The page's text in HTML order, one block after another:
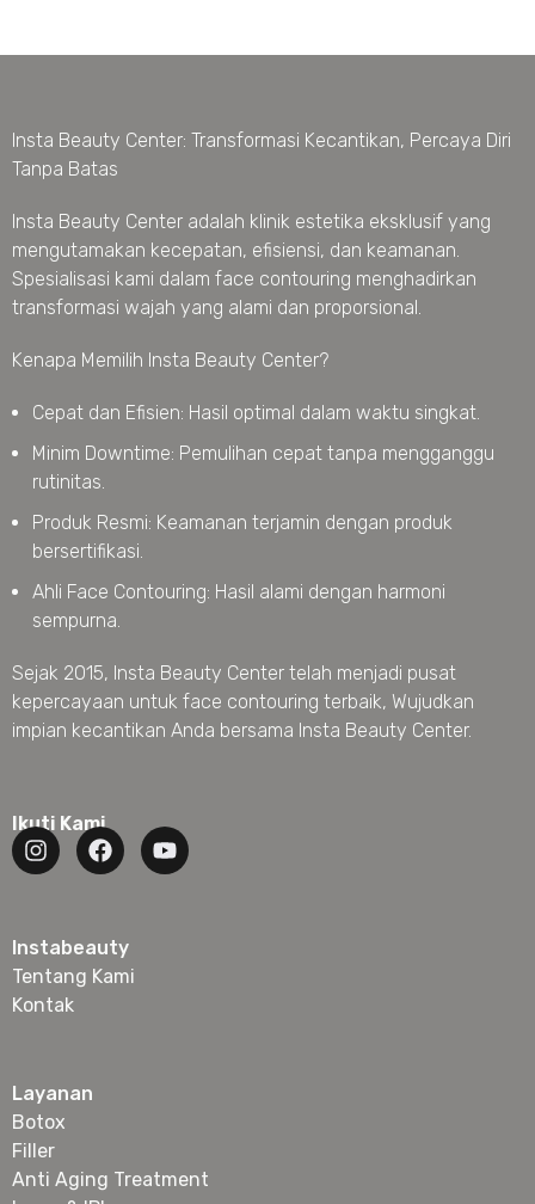
Insta Beauty Center: Transformasi Kecantikan, Percaya Diri
Tanpa Batas
Insta Beauty Center adalah klinik estetika eksklusif yang
mengutamakan kecepatan, efisiensi, dan keamanan.
Spesialisasi kami dalam face contouring menghadirkan
transformasi wajah yang alami dan proporsional.
Kenapa Memilih Insta Beauty Center?
Cepat dan Efisien: Hasil optimal dalam waktu singkat.
Minim Downtime: Pemulihan cepat tanpa mengganggu
rutinitas.
Produk Resmi: Keamanan terjamin dengan produk
bersertifikasi.
Ahli Face Contouring: Hasil alami dengan harmoni
sempurna.
Sejak 2015, Insta Beauty Center telah menjadi pusat
kepercayaan untuk face contouring terbaik, Wujudkan
impian kecantikan Anda bersama Insta Beauty Center.
Ikuti Kami
Instabeauty
Tentang Kami
Kontak
Layanan
Botox
Filler
Anti Aging Treatment